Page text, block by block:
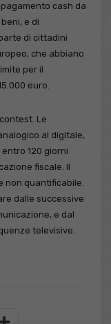
cash da
e di
di cittadini
che abbiano
per il
euro.
Le
al digitale,
120 giorni
fiscale. Il
non quantificabile.
dalle successive
e dal
televisive.